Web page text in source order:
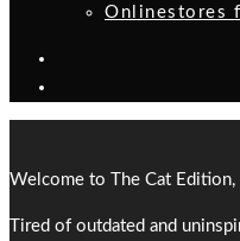
Onlinestores
Welcome to The Cat
Tired of outdated and